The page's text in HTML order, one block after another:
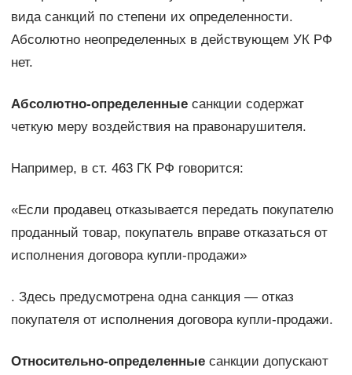
вида санкций по степени их определенности.
Абсолютно неопределенных в действующем УК РФ
нет.
Абсолютно-определенныесанкции содержат
четкую меру воздейст­вия на правонарушителя.
Например, в ст. 463 ГК РФ говорится:
«Если продавец отказывается передать покупателю
проданный товар, покупатель вправе отказаться от
исполнения договора купли-прода­жи»
. Здесь предусмотрена одна санкция — отказ
покупателя от испол­нения договора купли-продажи.
Относительно-определенныесанкции допускают